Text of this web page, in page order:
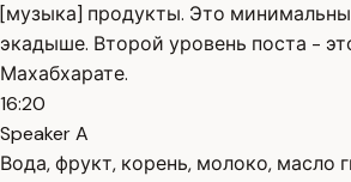
[музыка] продукты. Это
экадыше. Второй уровень поста -
Махабхарате.
16:20
Speaker A
Вода, фрукт, корень, молоко, масло